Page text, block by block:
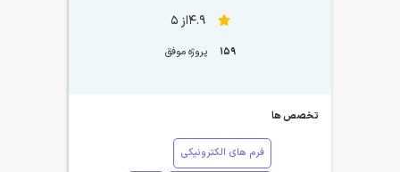
4.9از 5
159 پروژه موفق
تخصص ها
فرم های الکترونیکی